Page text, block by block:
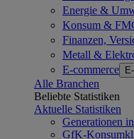
Energie &
Konsum &
Finanzen,
Metall &
E-commerce
Alle Branchen
Beliebte Statistiken
Aktuelle Statistiken
Generationen
GfK-